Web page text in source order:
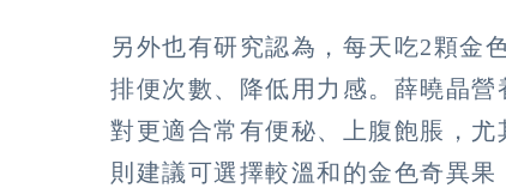
另外也有研究認為，每天吃2顆金
排便次數、降低用力感。薛曉晶
對更適合常有便秘、上腹飽脹，
則建議可選擇較溫和的金色奇異